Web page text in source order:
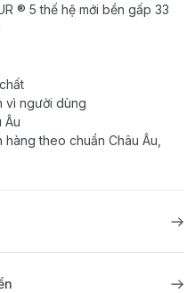
® 5 thế hệ mới bền gấp 33
vì người dùng
Âu
theo chuẩn Châu Âu,